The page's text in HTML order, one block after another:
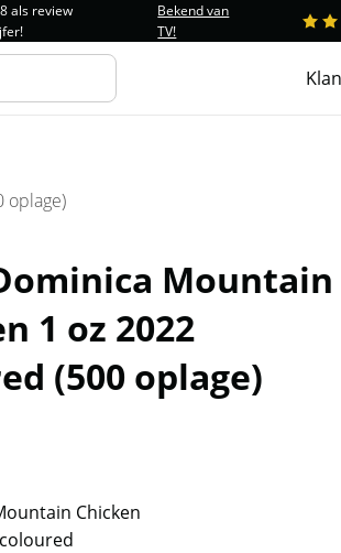
als review
Bekend van
TV!
1 2
oplage)
Mountain
1 oz 2022
(500 oplage)
Chicken